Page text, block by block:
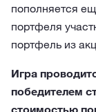
пополняется
портфеля
портфель из
Игра
победителем
стоимостью